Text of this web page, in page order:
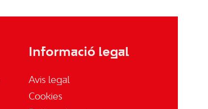
Informació legal
Avis legal
Cookies